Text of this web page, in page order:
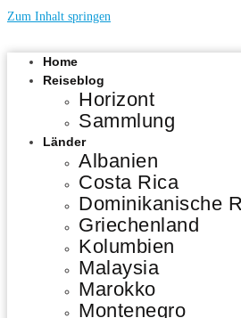
Zum Inhalt springen
Home
Reiseblog
Horizont
Sammlung
Länder
Albanien
Costa Rica
Dominikanische
Griechenland
Kolumbien
Malaysia
Marokko
Montenegro